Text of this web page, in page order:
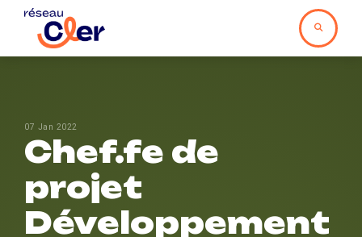
07 Jan 2022
Chef.fe de
projet
Développement